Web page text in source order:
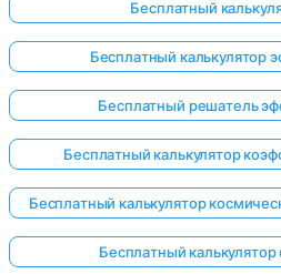
Бесплатный
Бесплатный калькулятор
Бесплатный решатель
Бесплатный калькулятор
Бесплатный калькулятор
Бесплатный